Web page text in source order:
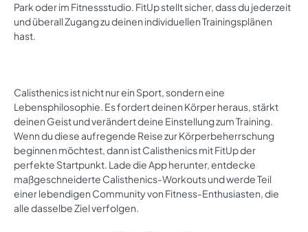
Park oder im Fitnessstudio. FitUp stellt sicher, dass du jederzeit
und überall Zugang zu deinen individuellen Trainingsplänen
hast.
Calisthenics ist nicht nur ein Sport, sondern eine
Lebensphilosophie. Es fordert deinen Körper heraus, stärkt
deinen Geist und verändert deine Einstellung zum Training.
Wenn du diese aufregende Reise zur Körperbeherrschung
beginnen möchtest, dann ist Calisthenics mit FitUp der
perfekte Startpunkt. Lade die App herunter, entdecke
maßgeschneiderte Calisthenics-Workouts und werde Teil
einer lebendigen Community von Fitness-Enthusiasten, die
alle dasselbe Ziel verfolgen.